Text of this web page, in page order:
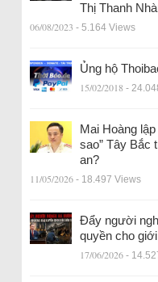
Thị Thanh
06/08/2023 - 5.164 Views
Ủng hộ
15/02/2018 -
Mai Hoàng
sao” Tây Bắc
an?
11/05/2026 - 18.497 Views
Đẩy người
quyền cho
17/06/2026 -